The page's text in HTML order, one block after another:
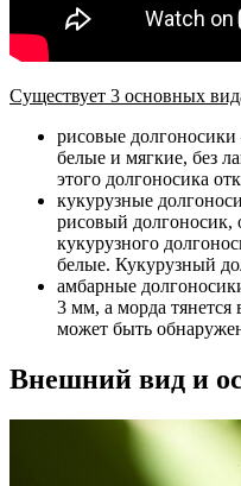
Существует 3 основных
рисовые долгоносики
белые и мягкие, без
этого долгоносика
кукурузные
рисовый долгоносик,
кукурузного
белые. Кукурузный
амбарные
3 мм, а морда тянется
может быть
Внешний вид и